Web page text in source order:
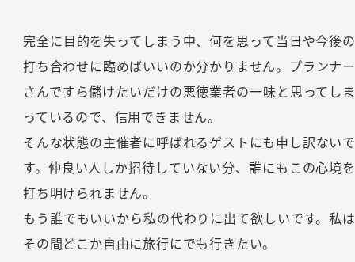
完全に目的を失ってしまう中、何を思って当日や今後の
打ち合わせに臨めばいいのか分かりません。プランナー
さんですら儲けたいだけの悪徳業者の一味と思ってしま
っているので、信用できません。
そんな状態の主催者に呼ばれるゲストにも申し訳ないで
す。仲良い人しか招待していない分、誰にもこの心境を
打ち明けられません。
もう誰でもいいから私の代わりに出て欲しいです。私は
その間どこか自由に旅行にでも行きたい。